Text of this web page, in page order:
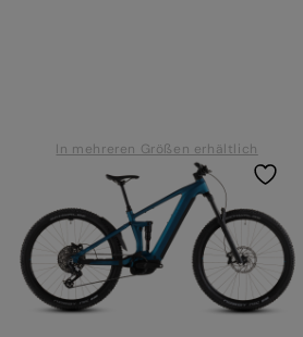
In mehreren Größen erhältlich